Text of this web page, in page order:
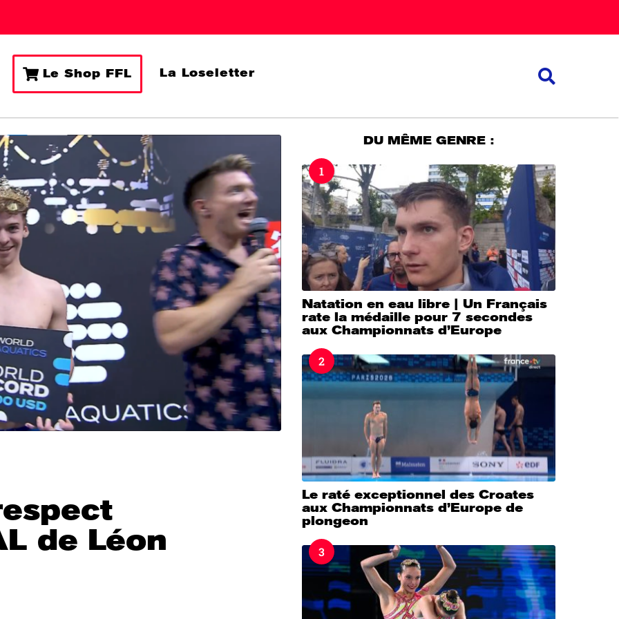
Le Shop FFL La Loseletter
de Léon
DU MÊME GENRE :
1
Natation en eau libre | Un Français
rate la médaille pour 7 secondes
aux Championnats d’Europe
2
Le raté exceptionnel des Croates
aux Championnats d’Europe de
plongeon
3